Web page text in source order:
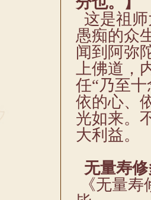
这是祖
愚痴的众
闻到阿弥
上佛道，
任“乃至
依的心、
光如来。
大利益。
无量寿
《无量